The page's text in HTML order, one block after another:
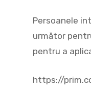
Persoanele
următor
pentru a
https://